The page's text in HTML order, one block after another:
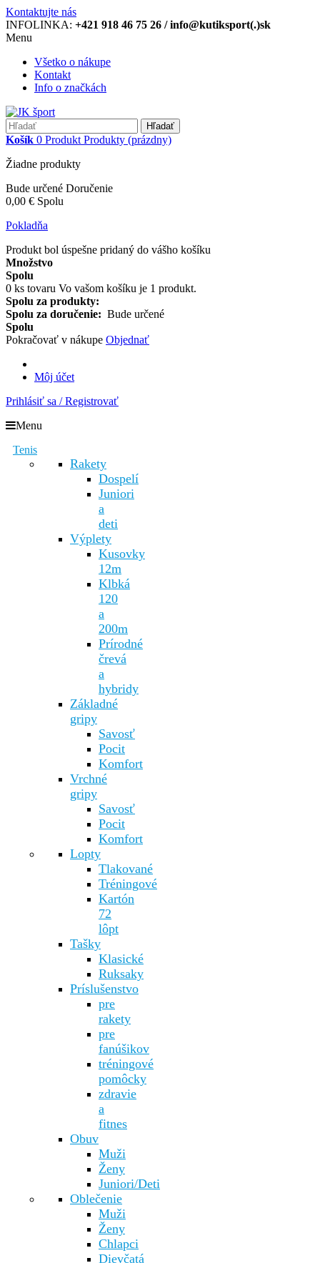
Kontaktujte nás
INFOLINKA: +421 918 46 75 26 / info@kutiksport(.)sk
Menu
Všetko o nákupe
Kontakt
Info o značkách
Hľadať
Košík 0 Produkt Produkty (prázdny)
Žiadne produkty
Bude určené Doručenie
0,00 € Spolu
Pokladňa
Produkt bol úspešne pridaný do vášho košíku
Množstvo
Spolu
0 ks tovaru Vo vašom košíku je 1 produkt.
Spolu za produkty:
Spolu za doručenie: Bude určené
Spolu
Pokračovať v nákupe Objednať
Môj účet
Prihlásiť sa / Registrovať
Menu
Tenis
Rakety
Dospelí
Juniori
a
deti
Výplety
Kusovky
12m
Klbká
120
a
200m
Prírodné
črevá
a
hybridy
Základné
gripy
Savosť
Pocit
Komfort
Vrchné
gripy
Savosť
Pocit
Komfort
Lopty
Tlakované
Tréningové
Kartón
72
lôpt
Tašky
Klasické
Ruksaky
Príslušenstvo
pre
rakety
pre
fanúšikov
tréningové
pomôcky
zdravie
a
fitnes
Obuv
Muži
Ženy
Juniori/Deti
Oblečenie
Muži
Ženy
Chlapci
Dievčatá